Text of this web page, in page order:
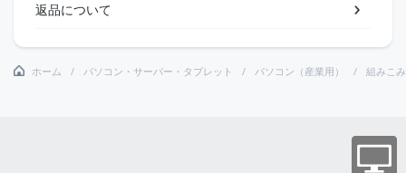
返品について
ホーム パソコン・サーバー・タブレット パソコン（産業用） 組みこ